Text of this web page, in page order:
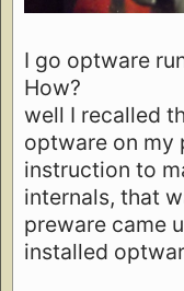
I go optware
How?
well I recalled
optware on my
instruction to
internals, that
preware came
installed